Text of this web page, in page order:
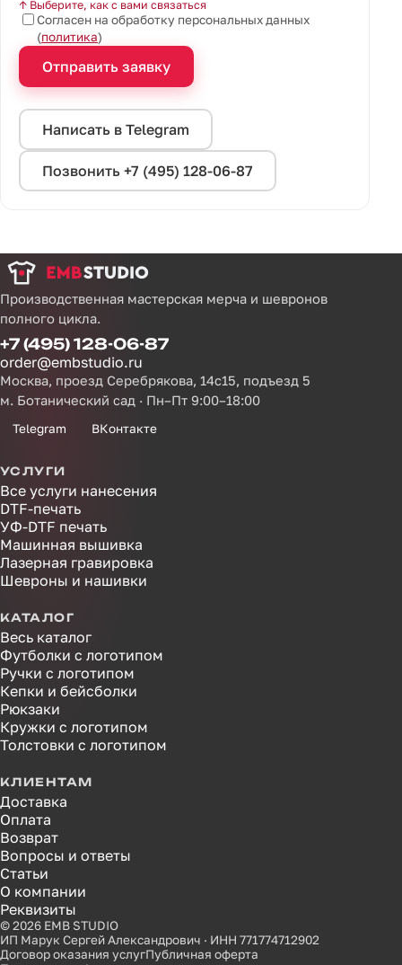
↑ Выберите, как с вами связаться
Согласен на обработку персональных данных
(политика)
Отправить заявку
Написать в Telegram
Позвонить +7 (495) 128-06-87
Производственная мастерская мерча и шевронов
полного цикла.
+7 (495) 128-06-87
order@embstudio.ru
Москва, проезд Серебрякова, 14с15, подъезд 5
м. Ботанический сад · Пн–Пт 9:00–18:00
Telegram ВКонтакте
УСЛУГИ
Все услуги нанесения
DTF-печать
УФ-DTF печать
Машинная вышивка
Лазерная гравировка
Шевроны и нашивки
КАТАЛОГ
Весь каталог
Футболки с логотипом
Ручки с логотипом
Кепки и бейсболки
Рюкзаки
Кружки с логотипом
Толстовки с логотипом
КЛИЕНТАМ
Доставка
Оплата
Возврат
Вопросы и ответы
Статьи
О компании
Реквизиты
© 2026 EMB STUDIO
ИП Марук Сергей Александрович · ИНН 771774712902
Договор оказания услугПубличная оферта